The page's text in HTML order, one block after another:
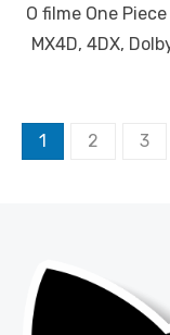
O filme One
MX4D, 4DX,
Paginação
1 2 3